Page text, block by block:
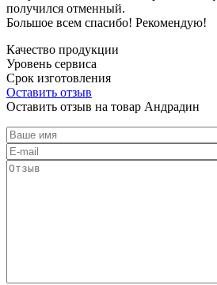
получился отменный.
Большое всем спасибо! Рекомендую!
Качество продукции
Уровень сервиса
Срок изготовления
Оставить отзыв
Оставить отзыв на товар Андрадин